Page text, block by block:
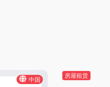
中国
房屋租赁